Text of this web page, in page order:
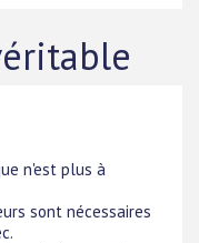
n'est plus à
sont nécessaires